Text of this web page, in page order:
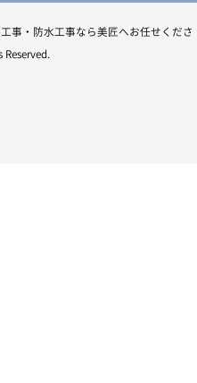
事・防水工事なら美匠へお任せくださ
Reserved.